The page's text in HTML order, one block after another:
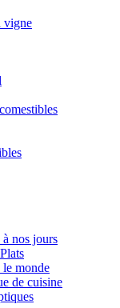
vigne
nos jours
le monde
de cuisine